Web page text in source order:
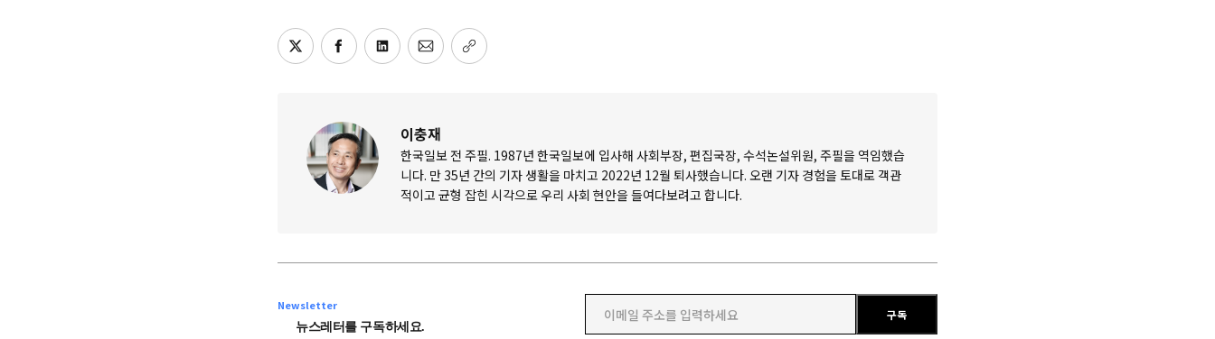
이충재
한국일보 전 주필. 1987년 한국일보에 입사해 사회부장, 편집국장, 수석논설위원, 주필을 역임했습
니다. 만 35년 간의 기자 생활을 마치고 2022년 12월 퇴사했습니다. 오랜 기자 경험을 토대로 객관
적이고 균형 잡힌 시각으로 우리 사회 현안을 들여다보려고 합니다.
Newsletter
뉴스레터를 구독하세요. 이메일 주소를 입력하세요
구독